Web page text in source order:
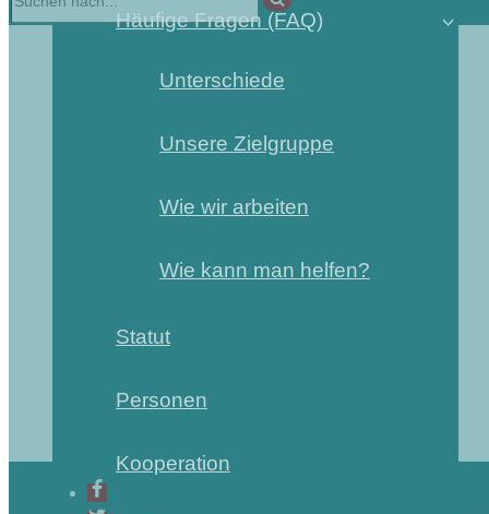
Häufige Fragen (FAQ)
Unterschiede
Unsere Zielgruppe
Wie wir arbeiten
Wie kann man helfen?
Statut
Personen
Kooperation